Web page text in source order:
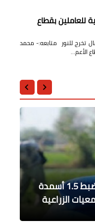
للعاملين بقطاع
تخرج للنور متابعه:- محمد
الأعم…
حملات مكثفة بالغربية تضبط 1.5 أسمدة
الزراعية
مياه الشرب
و الشوبك
النظافة
لإطلاق